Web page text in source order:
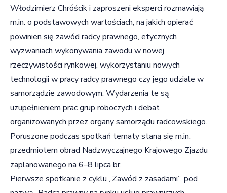
Włodzimierz Chróścik i zaproszeni eksperci rozmawiają
m.in. o podstawowych wartościach, na jakich opierać
powinien się zawód radcy prawnego, etycznych
wyzwaniach wykonywania zawodu w nowej
rzeczywistości rynkowej, wykorzystaniu nowych
technologii w pracy radcy prawnego czy jego udziale w
samorządzie zawodowym. Wydarzenia te są
uzupełnieniem prac grup roboczych i debat
organizowanych przez organy samorządu radcowskiego.
Poruszone podczas spotkań tematy staną się m.in.
przedmiotem obrad Nadzwyczajnego Krajowego Zjazdu
zaplanowanego na 6–8 lipca br.
Pierwsze spotkanie z cyklu „Zawód z zasadami”, pod